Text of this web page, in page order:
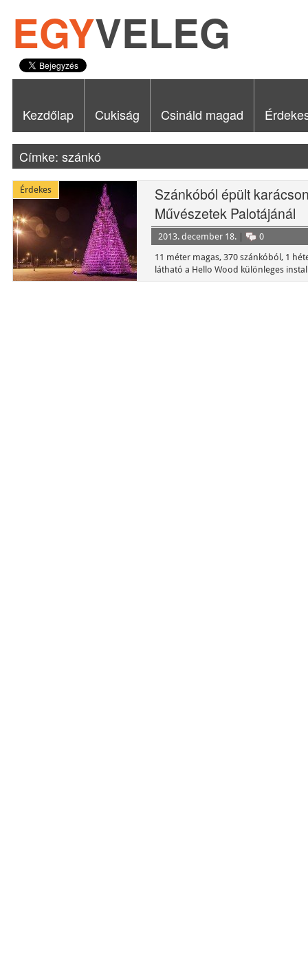
EGYVELEG
Kezdőlap Cukiság Csináld magad
Címke: szánkó
Érdekes
Szánkóból épült
Művészetek Palotájánál
2013. december 18.
0
11 méter magas, 370 szánkóból, 1
látható a Hello Wood különleges